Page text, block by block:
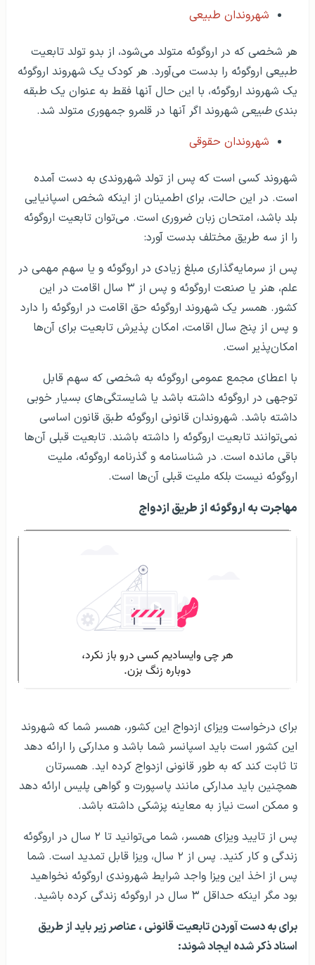
شهروندان طبیعی
هر شخصی که در اروگوئه متولد می‌شود، از بدو تولد تابعیت
طبیعی اروگوئه را بدست می‌آورد. هر کودک یک شهروند اروگوئه
یک شهروند اروگوئه، با این حال آنها فقط به عنوان یک طبقه
بندیطبیعی شهروند اگر آنها در قلمرو جمهوری متولد شد.
شهروندان حقوقی
شهروند کسی است که پس از تولد شهروندی به دست آمده
است. در این حالت، برای اطمینان از اینکه شخص اسپانیایی
بلد باشد، امتحان زبان ضروری است. می‌توان تابعیت اروگوئه
را از سه طریق مختلف بدست آورد:
پس از سرمایه‌گذاری مبلغ زیادی در اروگوئه و یا سهم مهمی در
علم، هنر یا صنعت اروگوئه و پس از ۳ سال اقامت در این
کشور. همسر یک شهروند اروگوئه حق اقامت در اروگوئه را دارد
و پس از پنج سال اقامت، امکان پذیرش تابعیت برای آن‌ها
امکان‌پذیر است.
با اعطای مجمع عمومی اروگوئه به شخصی که سهم قابل
توجهی در اروگوئه داشته باشد یا شایستگی‌های بسیار خوبی
داشته باشد. شهروندان قانونی اروگوئه طبق قانون اساسی
نمی‌توانند تابعیت اروگوئه را داشته باشند. تابعیت قبلی آن‌ها
باقی مانده است. در شناسنامه و گذرنامه اروگوئه، ملیت
اروگوئه نیست بلکه ملیت قبلی آن‌ها است.
مهاجرت به اروگوئه از طریق ازدواج
برای درخواست ویزای ازدواج این کشور، همسر شما که شهروند
این کشور است باید اسپانسر شما باشد و مدارکی را ارائه دهد
تا ثابت کند که به طور قانونی ازدواج کرده اید. همسرتان
همچنین باید مدارکی مانند پاسپورت و گواهی پلیس ارائه دهد
و ممکن است نیاز به معاینه پزشکی داشته باشد.
پس از تایید ویزای همسر، شما می‌توانید تا ۲ سال در اروگوئه
زندگی و کار کنید. پس از ۲ سال، ویزا قابل تمدید است. شما
پس از اخذ این ویزا واجد شرایط شهروندی اروگوئه نخواهید
بود مگر اینکه حداقل ۳ سال در اروگوئه زندگی کرده باشید.
برای به دست آوردن تابعیت قانونی ، عناصر زیر باید از طریق
اسناد ذکر شده ایجاد شوند: